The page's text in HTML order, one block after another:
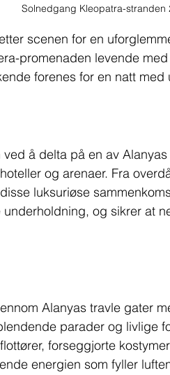
Solnedgang Kleopatra-stranden
scenen for en
promenaden levende
forenes for en natt
å delta på en av
og arenaer. Fra
luksuriøse
og sikrer at
Alanyas travle gater
parader og livlige
forseggjorte
energien som fyller